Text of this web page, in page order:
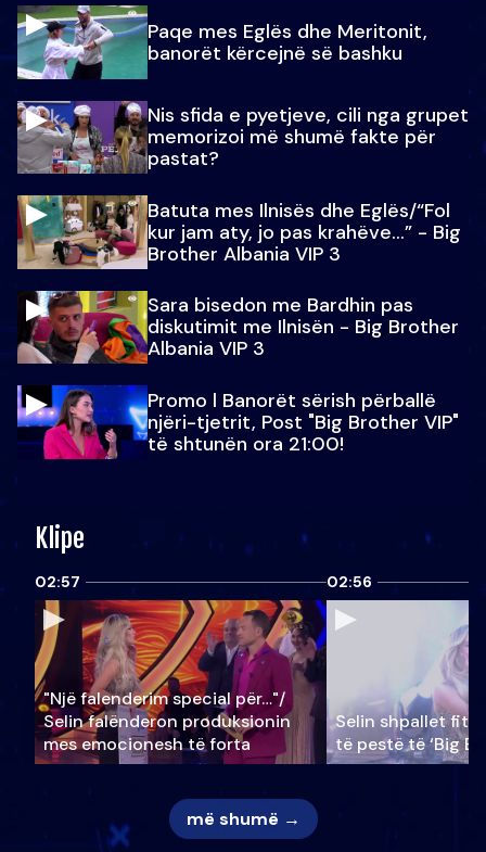
Paqe mes Eglës dhe Meritonit,
banorët kërcejnë së bashku
Nis sfida e pyetjeve, cili nga grupet
memorizoi më shumë fakte për
pastat?
Batuta mes Ilnisës dhe Eglës/“Fol
kur jam aty, jo pas krahëve…” - Big
Brother Albania VIP 3
Sara bisedon me Bardhin pas
diskutimit me Ilnisën - Big Brother
Albania VIP 3
Promo l Banorët sërish përballë
njëri-tjetrit, Post "Big Brother VIP"
të shtunën ora 21:00!
Klipe
02:57
"Një falenderim special për…"/
Selin falënderon produksionin
mes emocionesh të forta
02:56
Selin shpallet
të pestë të ‘Big
më shumë →